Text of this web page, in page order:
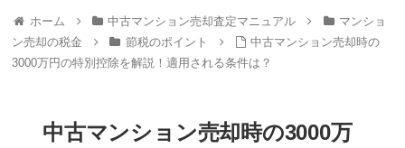
ホーム 中古マンション売却査定マニュアル
マンショ
ン売却の税金
節税のポイント
中古マンション売却時の
3000万円の特別控除を解説！適用される条件は？
中古マンション売却時の3000万